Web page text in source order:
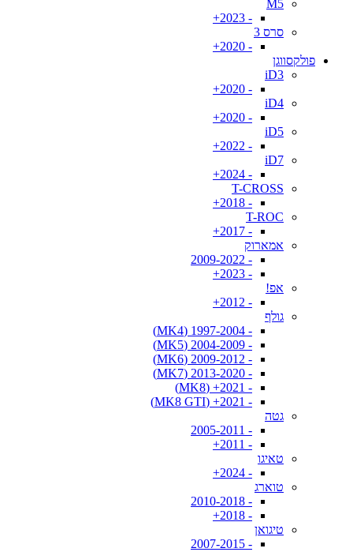
M5
- 2023+
סרס 3
- 2020+
פולקסווגן
iD3
- 2020+
iD4
- 2020+
iD5
- 2022+
iD7
- 2024+
T-CROSS
- 2018+
T-ROC
- 2017+
אמארוק
- 2009-2022
- 2023+
אפ!
- 2012+
גולף
- 1997-2004 (MK4)
- 2004-2009 (MK5)
- 2009-2012 (MK6)
- 2013-2020 (MK7)
- 2021+ (MK8)
- 2021+ (MK8 GTI)
גטה
- 2005-2011
- 2011+
טאיגו
- 2024+
טוארג
- 2010-2018
- 2018+
טיגואן
- 2007-2015